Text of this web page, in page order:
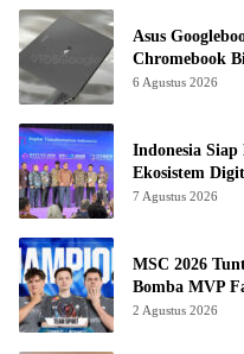
Asus
Chromebook
6 Agustus 2026
Indonesia
Ekosistem
7 Agustus 2026
MSC 2026
Bomba MVP
2 Agustus 2026